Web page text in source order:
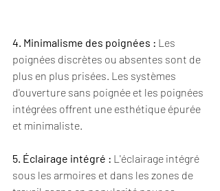
4. Minimalisme des poignées : Les
poignées discrètes ou absentes sont de
plus en plus prisées. Les systèmes
d'ouverture sans poignée et les poignées
intégrées offrent une esthétique épurée
et minimaliste.
5. Éclairage intégré : L'éclairage intégré
sous les armoires et dans les zones de